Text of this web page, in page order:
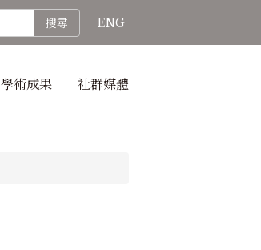
搜尋 ENG
學術成果 社群媒體